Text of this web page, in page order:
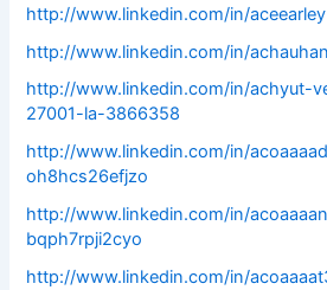
http://www.linkedin.com/in/aceearley
http://www.linkedin.com/in/achauhan
http://www.linkedin.com/in/achyut-
27001-la-3866358
http://www.linkedin.com/in/
oh8hcs26efjzo
http://www.linkedin.com/in/
bqph7rpji2cyo
http://www.linkedin.com/in/